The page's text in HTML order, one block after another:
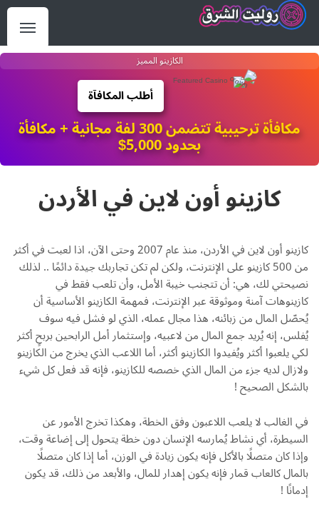
الكازينو المميز
أطلب المكافآة
مكافأة ترحيبية تتضمن 300 لفة مجانية + مكافأة
بحدود 5,000$
كازينو أون لاين في الأردن
كازينو أون لاين في الأردن، منذ عام 2007 وحتى الآن، اذا لعبت في أكثر
من 500 كازينو على الإنترنت، ولكن لم تكن تجاربك جيدة دائمًا .. لذلك
نصيحتي لك، هي: أن تتجنب خيبة الأمل، وأن تلعب فقط في
كازينوهات آمنة وموثوقة عبر الإنترنت، فمهمة الكازينو الأساسية أن
يُحصّل المال من زبائنه، هذا مجال عمله، الذي لو فشل فيه سوف
يُفلس، إنه يُريد جمع المال من لاعبيه، وإستثمار أمل الرابحين بربحٍ أكثر
لكي يلعبوا أكثر ويُفيدوا الكازينو أكثر، أما اللاعب الذي يخرج من الكازينو
ولازال لديه جزء من المال الذي خصصه للكازينو، فإنه قد فعل كل شيء
بالشكل الصحيح !
في الغالب لا يلعب اللاعبون وفق الخطة، وهكذا تخرج الأمور عن
السيطرة، أي نشاط يُمارسه الإنسان دون خطة يتحول إلى إضاعة وقت،
وإذا كان متصلًا بالأكل فإنه يكون زيادة في الوزن، أما إذا كان متصلًا
بالمال كالعاب قمار فإنه يكون إهدار للمال، والأبعد من ذلك، قد يكون
إدمانًا !